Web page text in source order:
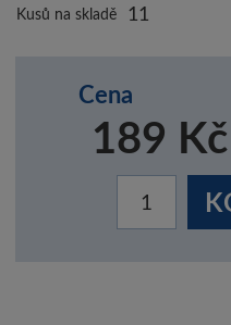
Kusů na skladě 11
Cena
189